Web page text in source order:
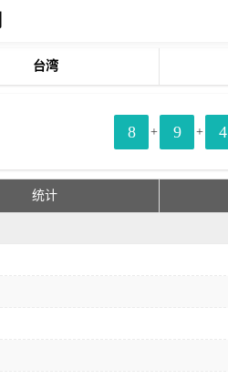
台湾
8 + 9 + 4
统计